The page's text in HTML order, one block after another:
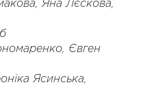
Яна Лєскова,
Євген
Ясинська,